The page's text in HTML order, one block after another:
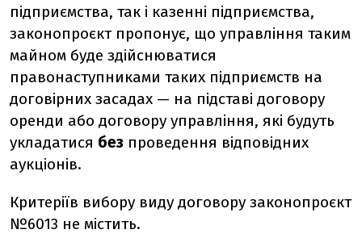
підприємства, так і казенні підприємства,
законопроєкт пропонує, що управління таким
майном буде здійснюватися
правонаступниками таких підприємств на
договірних засадах — на підставі договору
оренди або договору управління, які будуть
укладатися без проведення відповідних
аукціонів.
Критеріїв вибору виду договору законопроєкт
№6013 не містить.